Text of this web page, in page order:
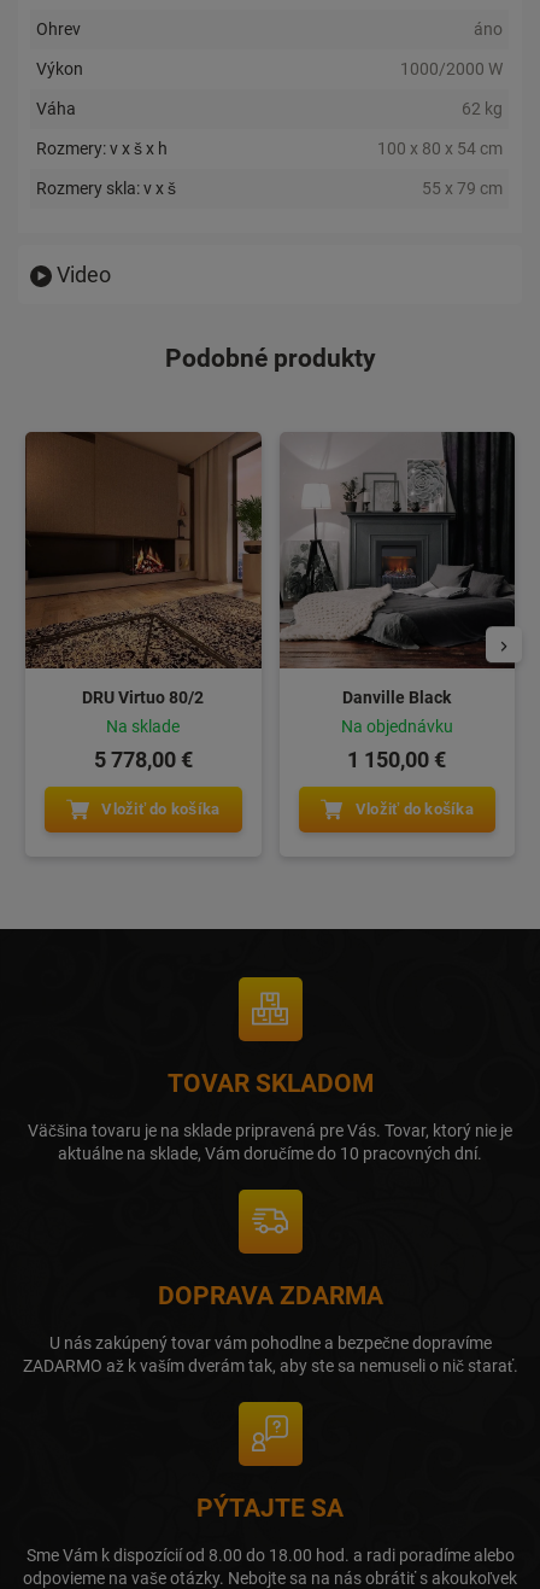
Ohrev áno
Výkon 1000/2000 W
Váha 62 kg
Rozmery: v x š x h 100 x 80 x 54 cm
Rozmery skla: v x š 55 x 79 cm
Video
Podobné produkty
DRU Virtuo 80/2
Na sklade
5 778,00 €
Vložiť do košíka
Danville Black
Na objednávku
1 150,00 €
Vložiť do košíka
TOVAR SKLADOM
Väčšina tovaru je na sklade pripravená pre Vás. Tovar, ktorý nie je
aktuálne na sklade, Vám doručíme do 10 pracovných dní.
DOPRAVA ZDARMA
U nás zakúpený tovar vám pohodlne a bezpečne dopravíme
ZADARMO až k vaším dverám tak, aby ste sa nemuseli o nič starať.
PÝTAJTE SA
Sme Vám k dispozícií od 8.00 do 18.00 hod. a radi poradíme alebo
odpovieme na vaše otázky. Nebojte sa na nás obrátiť s akoukoľvek